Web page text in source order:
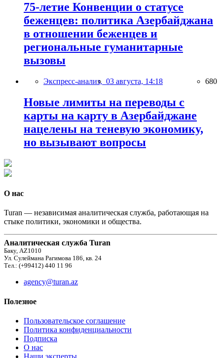
75-летие Конвенции о статусе
беженцев: политика Азербайджана
в отношении беженцев и
региональные гуманитарные
вызовы
Экспресс-анализ, 03 августа, 14:18 680
Новые лимиты на переводы с
карты на карту в Азербайджане
нацелены на теневую экономику,
но вызывают вопросы
О нас
Turan — независимая аналитическая служба, работающая на
стыке политики, экономики и общества.
Аналитическая служба Turan
Баку, AZ1010
Ул. Сулеймана Рагимова 186, кв. 24
Тел.: (+99412) 440 11 96
agency@turan.az
Полезное
Пользовательское соглашение
Политика конфиденциальности
Подписка
О нас
Наши эксперты